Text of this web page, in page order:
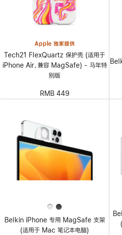
Apple 独家提供
Tech21 FlexQuartz 保护壳 (适用于
iPhone Air，兼容 MagSafe) - 马年特
别版
RMB 449
Belkin iPhone 专用 MagSafe 支架
(适用于 Mac 笔记本电脑)